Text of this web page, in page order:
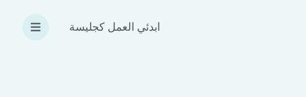
ابدئي العمل كجليسة